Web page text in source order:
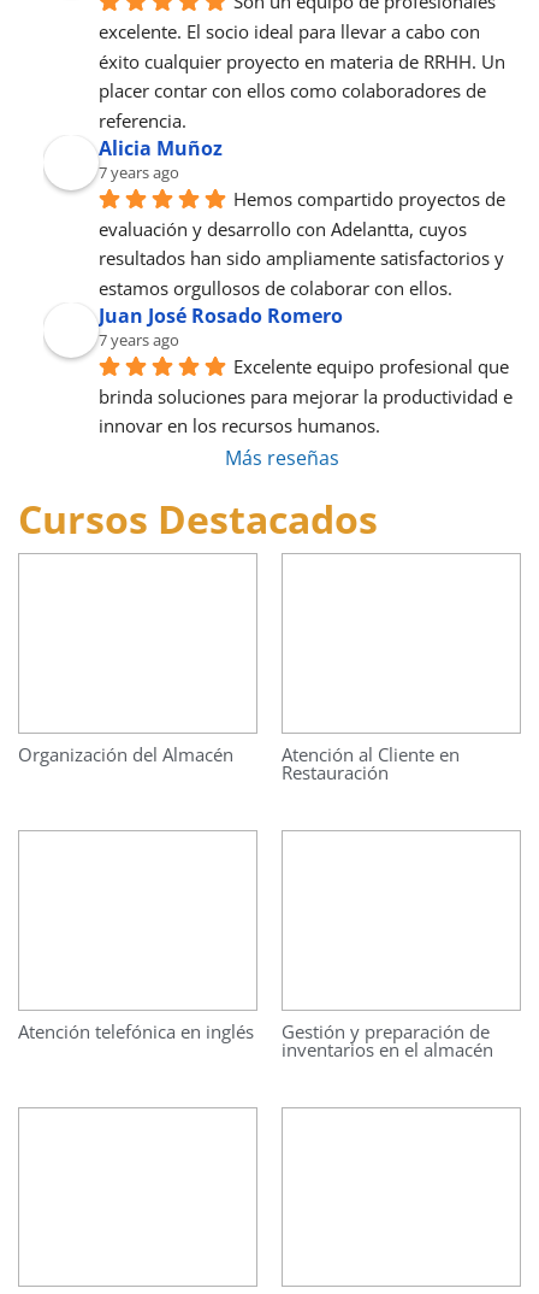
excelente. El socio ideal para llevar a cabo con
éxito cualquier proyecto en materia de RRHH. Un
placer contar con ellos como colaboradores de
referencia.
Alicia Muñoz
7 years ago
Hemos compartido proyectos de
evaluación y desarrollo con Adelantta, cuyos
resultados han sido ampliamente satisfactorios y
estamos orgullosos de colaborar con ellos.
Juan José Rosado Romero
7 years ago
Excelente equipo profesional que
brinda soluciones para mejorar la productividad e
innovar en los recursos humanos.
Más reseñas
Cursos Destacados
Organización del Almacén Atención al Cliente en
Restauración
Atención telefónica en inglés Gestión y preparación de
inventarios en el almacén